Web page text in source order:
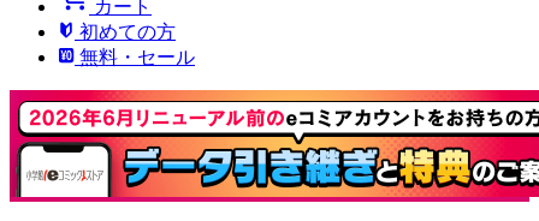
カート
初めての方
無料・セール